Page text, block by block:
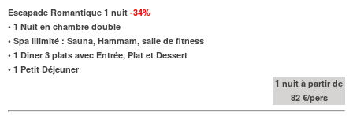
Escapade Romantique 1 nuit -34%
• 1 Nuit en chambre double
• Spa illimité : Sauna, Hammam, salle de fitness
• 1 Diner 3 plats avec Entrée, Plat et Dessert
• 1 Petit Déjeuner
1 nuit à partir de
82 €/pers